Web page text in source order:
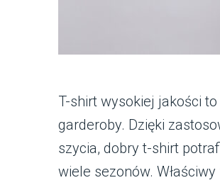
T-shirt wysokiej jakości
garderoby. Dzięki
szycia, dobry t-shirt
wiele sezonów.